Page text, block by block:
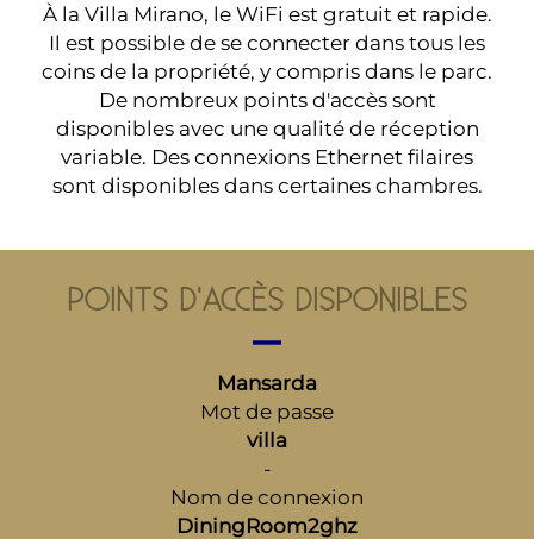
À la Villa Mirano, le WiFi est gratuit et rapide.
Il est possible de se connecter dans tous les
coins de la propriété, y compris dans le parc.
De nombreux points d'accès sont
disponibles avec une qualité de réception
variable. Des connexions Ethernet filaires
sont disponibles dans certaines chambres.
POINTS D'ACCÈS DISPONIBLES
Mansarda
Mot de passe
villa
-
Nom de connexion
DiningRoom2ghz